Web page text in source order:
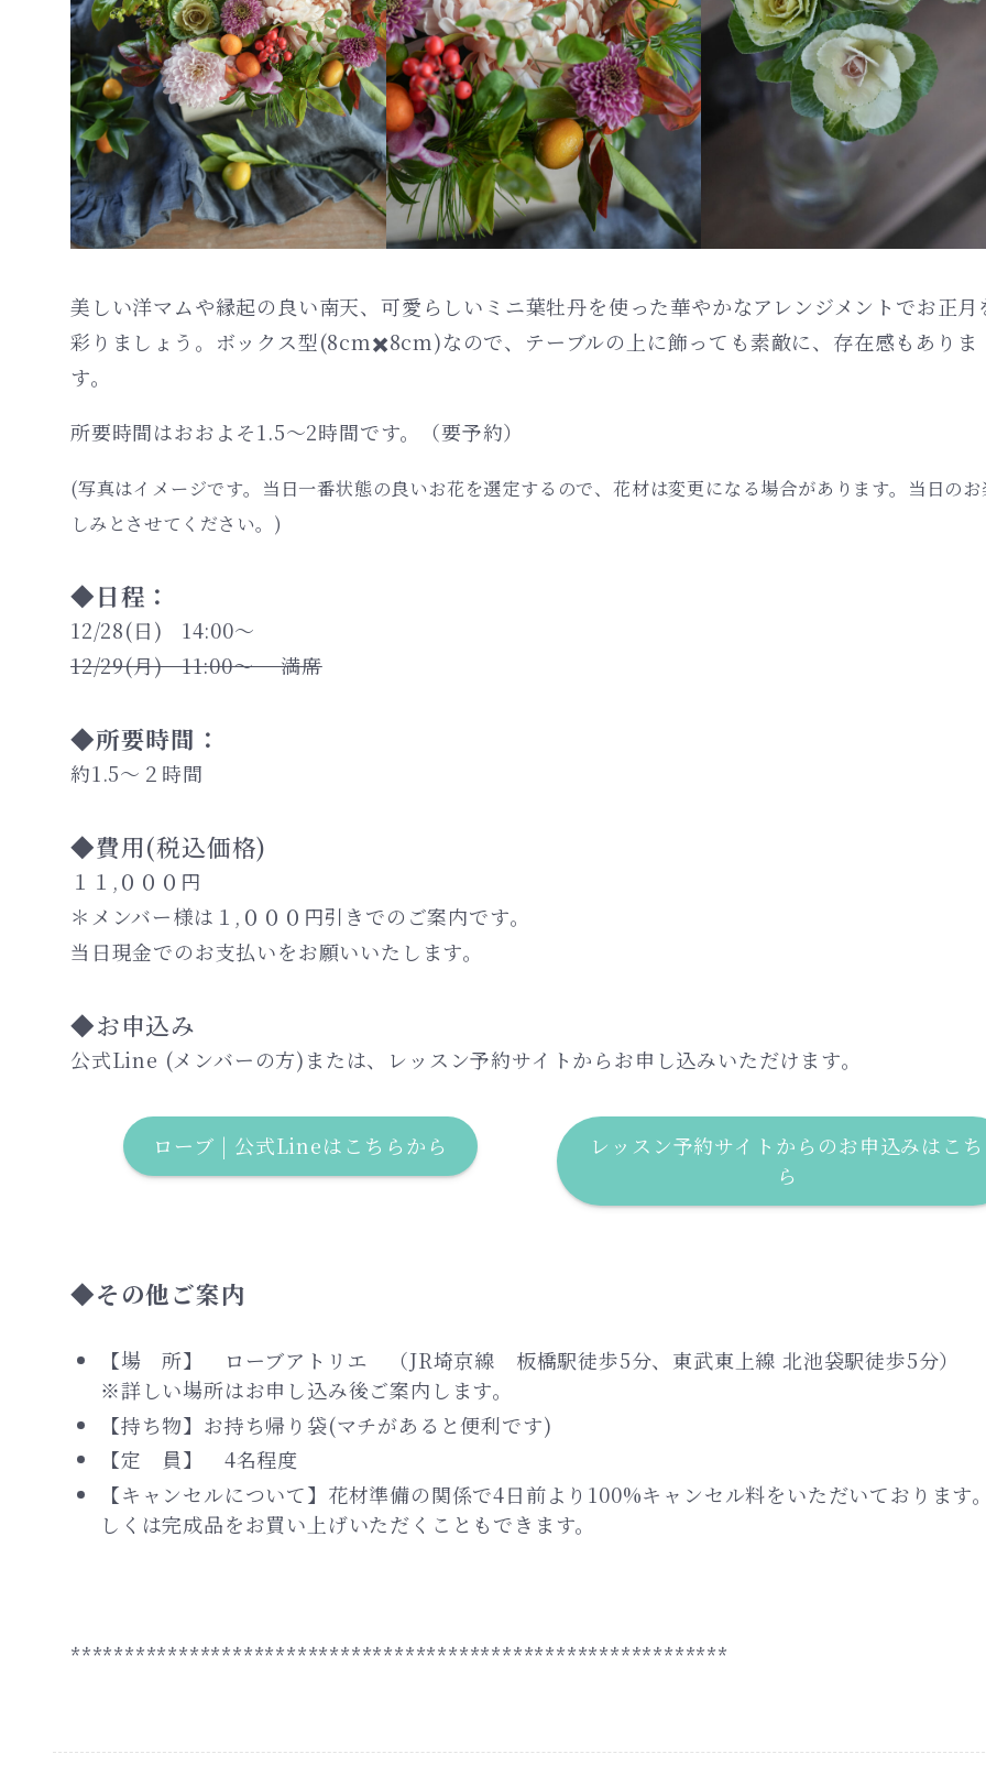
美しい洋マムや縁起の良い南天、可愛らしいミニ葉牡丹を使った華やかなアレンジメントでお正月
彩りましょう。ボックス型(8cm✖️8cm)なので、テーブルの上に飾っても素敵に、存在感もありま
す。
所要時間はおおよそ1.5〜2時間です。（要予約）
(写真はイメージです。当日一番状態の良いお花を選定するので、花材は変更になる場合があります。当日の
しみとさせてください。)
◆日程：
12/28(日) 14:00〜
12/29(月) 11:00〜 満席
◆所要時間：
約1.5〜２時間
◆費用(税込価格)
１１,０００円
＊メンバー様は１,０００円引きでのご案内です。
当日現金でのお支払いをお願いいたします。
◆お申込み
公式Line (メンバーの方)または、レッスン予約サイトからお申し込みいただけます。
ローブ | 公式Lineはこちらから
レッスン予約サイトからのお申込みはこち
ら
◆その他ご案内
【場 所】 ローブアトリエ （JR埼京線 板橋駅徒歩5分、東武東上線 北池袋駅徒歩5分）
※詳しい場所はお申し込み後ご案内します。
【持ち物】お持ち帰り袋(マチがあると便利です)
【定 員】 4名程度
【キャンセルについて】花材準備の関係で4日前より100%キャンセル料をいただいております
しくは完成品をお買い上げいただくこともできます。
*************************************************************